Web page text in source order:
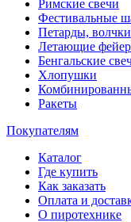
Римские свечи
Фестивальные
Петарды, волчки
Летающие
Бенгальские
Хлопушки
Ракеты
Покупателям
Каталог
Где купить
Как заказать
Оплата и
О пиротехнике